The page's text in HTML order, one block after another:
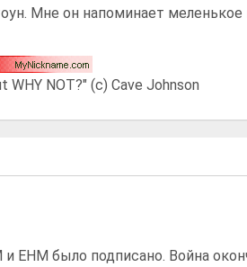
Мне он напоминает меленькое
NOT?" (с) Cave Johnson
ЕНМ было подписано. Война